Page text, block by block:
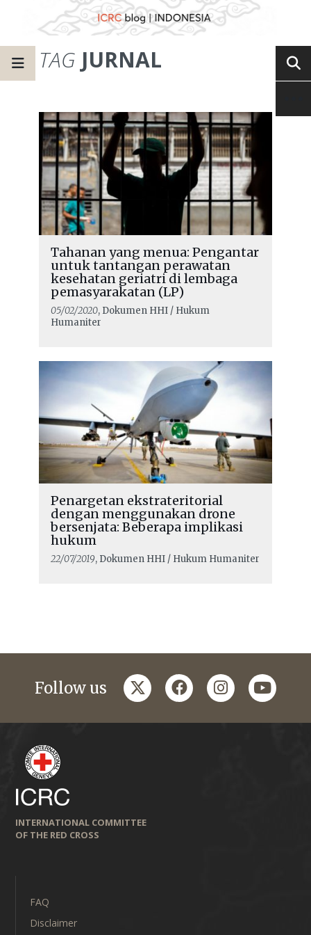
TAG JURNAL
Tahanan yang menua: Pengantar
untuk tantangan perawatan
kesehatan geriatri di lembaga
pemasyarakatan (LP)
05/02/2020, Dokumen HHI / Hukum
Humaniter
Penargetan ekstrateritorial
dengan menggunakan drone
bersenjata: Beberapa implikasi
hukum
22/07/2019, Dokumen HHI / Hukum Humaniter
Follow us twitterfacebookinstagramyoutube
INTERNATIONAL COMMITTEE
OF THE RED CROSS
FAQ
Disclaimer